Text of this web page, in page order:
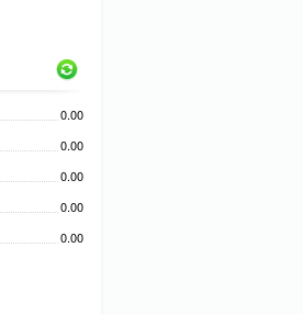
0.00
0.00
0.00
0.00
0.00